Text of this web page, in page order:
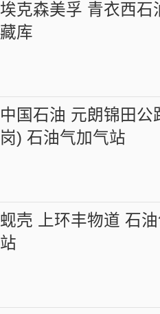
埃克森美孚 青衣西石
藏库
中国石油 元朗锦田公
岗) 石油气加气站
蚬壳 上环丰物道 石
站